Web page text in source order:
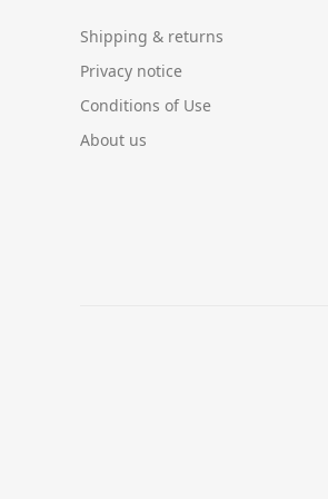
Shipping & returns
Privacy notice
Conditions of Use
About us